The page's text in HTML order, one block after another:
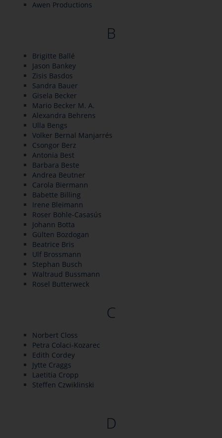
Awen Productions
B
Brigitte Ballé
Jason Bankey
Zisis Basdos
Sandra Bauer
Gisela Becker
Mario Becker M. A.
Alexandra Behrens
Ulla Bengs
Volker Bernal Manjarrés
Csongor Berz
Antonia Best
Barbara Beste
Andrea Beutner
Carola Biermann
Babette Billing
Irene Bleimann
Roser Böhle-Casasús
Johann Botta
Gülten Bozdogan
Beatrice Bris
Ulf Brossmann
Stephan Busch
Waltraud Bussmann
Rosel Butterweck
C
Norbert Closs
Petra Colaci-Kozarec
Edith Cordey
Jytte Craggs
Laetitia Cropp
Steffen Czwiklinski
D